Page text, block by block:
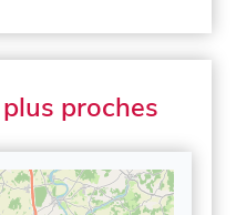
proches